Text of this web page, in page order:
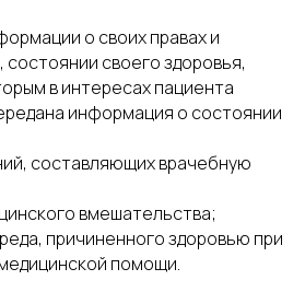
о своих правах и
состоянии своего здоровья,
в интересах пациента
информация о состоянии
составляющих врачебную
вмешательства;
причиненного здоровью при
помощи.